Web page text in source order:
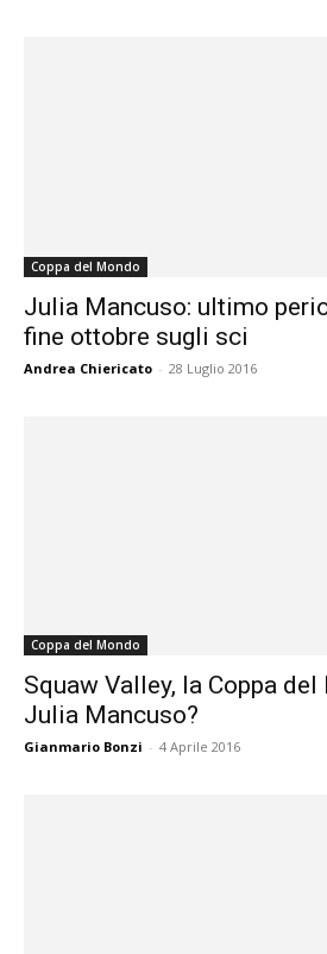
Coppa del Mondo
Julia Mancuso: ultimo
fine ottobre sugli sci
Andrea Chiericato - 28 Luglio 2016
Coppa del Mondo
Squaw Valley, la Coppa
Julia Mancuso?
Gianmario Bonzi - 4 Aprile 2016